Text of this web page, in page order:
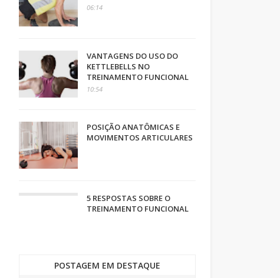
06:14
VANTAGENS DO USO DO
KETTLEBELLS NO
TREINAMENTO FUNCIONAL
10:54
POSIÇÃO ANATÔMICAS E
MOVIMENTOS ARTICULARES
5 RESPOSTAS SOBRE O
TREINAMENTO FUNCIONAL
POSTAGEM EM DESTAQUE